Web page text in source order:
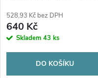
528,93 Kč bez DPH
640 Kč
Skladem 43 ks
DO KOŠÍKU